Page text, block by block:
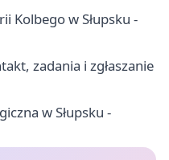
Kolbego w Słupsku -
zadania i zgłaszanie
w Słupsku -